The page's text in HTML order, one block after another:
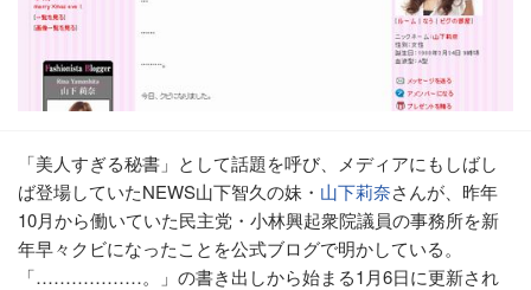
「美人すぎる秘書」として話題を呼び、メディアにもしばし
ば登場していたNEWS山下智久の妹・ 山下莉奈さんが、昨年
10月から働いていた民主党・小林興起衆院議員の事務所を新
年早々クビになったことを公式ブログで明かしている。
「………………。」の書き出しから始まる1月6日に更新され